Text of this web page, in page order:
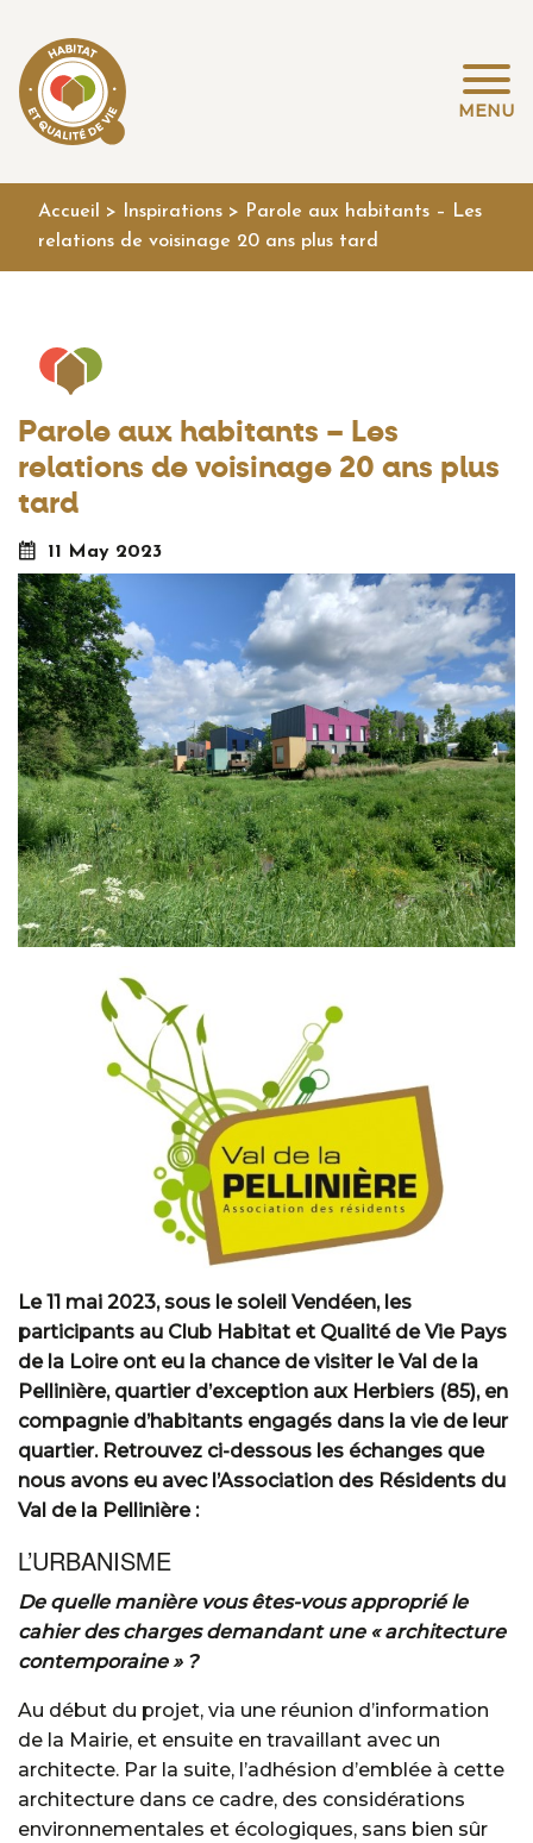
MENU
Accueil > Inspirations > Parole aux habitants – Les
relations de voisinage 20 ans plus tard
Parole aux habitants – Les
relations de voisinage 20 ans plus
tard
11 May 2023
Le 11 mai 2023, sous le soleil Vendéen, les
participants au Club Habitat et Qualité de Vie Pays
de la Loire ont eu la chance de visiter le Val de la
Pellinière, quartier d’exception aux Herbiers (85), en
compagnie d’habitants engagés dans la vie de leur
quartier. Retrouvez ci-dessous les échanges que
nous avons eu avec l’Association des Résidents du
Val de la Pellinière :
L’URBANISME
De quelle manière vous êtes-vous approprié le
cahier des charges demandant une « architecture
contemporaine » ?
Au début du projet, via une réunion d’information
de la Mairie, et ensuite en travaillant avec un
architecte. Par la suite, l’adhésion d’emblée à cette
architecture dans ce cadre, des considérations
environnementales et écologiques, sans bien sûr